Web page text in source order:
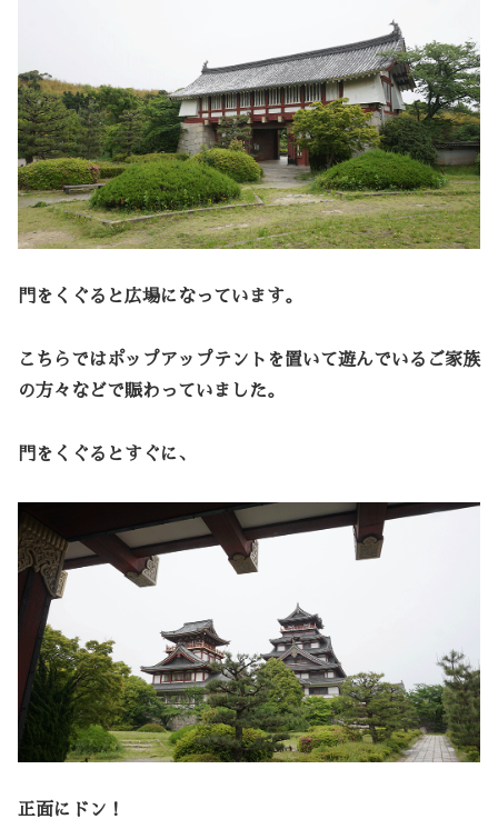
門をくぐると広場になっています。
こちらではポップアップテントを置いて遊んでいるご家族
の方々などで賑わっていました。
門をくぐるとすぐに、
正面にドン！